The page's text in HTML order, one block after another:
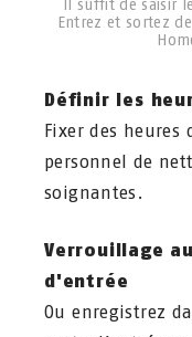
Il suffit de saisir
Entrez et sortez
Définir les
Fixer des heures
personnel de
soignantes.
Verrouillage
d'entrée
Ou enregistrez